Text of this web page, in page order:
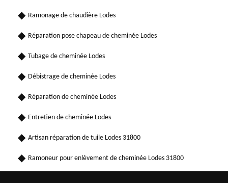
Ramonage de chaudière Lodes
Réparation pose chapeau de cheminée Lodes
Tubage de cheminée Lodes
Débistrage de cheminée Lodes
Réparation de cheminée Lodes
Entretien de cheminée Lodes
Artisan réparation de tuile Lodes 31800
Ramoneur pour enlèvement de cheminée Lodes 31800